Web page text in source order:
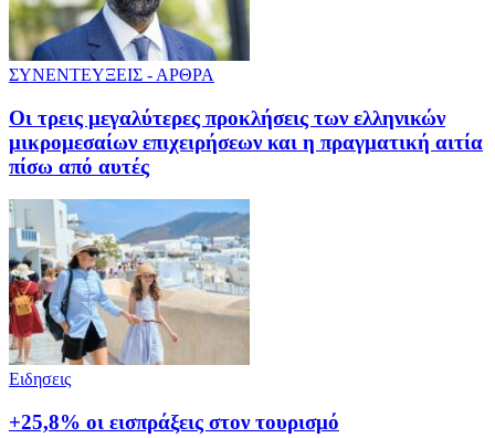
ΣΥΝΕΝΤΕΥΞΕΙΣ - ΑΡΘΡΑ
Οι τρεις μεγαλύτερες προκλήσεις των ελληνικών
μικρομεσαίων επιχειρήσεων και η πραγματική αιτία
πίσω από αυτές
Ειδησεις
+25,8% οι εισπράξεις στον τουρισμό